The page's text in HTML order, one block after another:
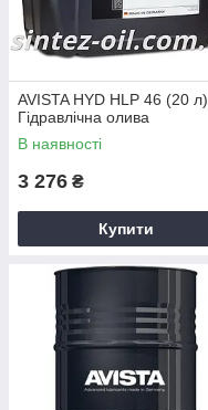
AVISTA HYD HLP 46 (20 л)
Гідравлічна олива
В наявності
3 276 ₴
Купити